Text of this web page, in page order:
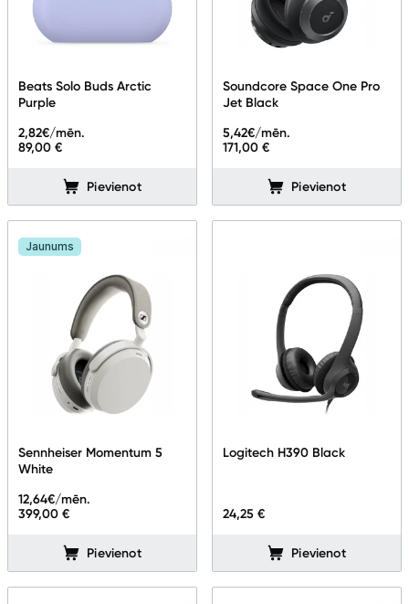
Beats Solo Buds Arctic
Purple
89,00 €
2,82€/mēn.
Pievienot
Soundcore Space One Pro
Jet Black
171,00 €
5,42€/mēn.
Pievienot
Jaunums
Sennheiser Momentum 5
White
399,00 €
12,64€/mēn.
Pievienot
Logitech H390 Black
24,25 €
Pievienot